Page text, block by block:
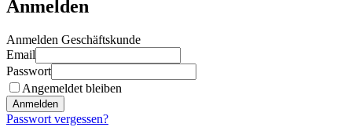
Anmelden
Anmelden Geschäftskunde
Email
Passwort
Angemeldet bleiben
Anmelden
Passwort vergessen?